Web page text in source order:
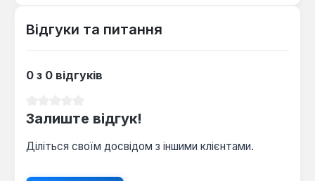
Відгуки та питання
0 з 0 відгуків
Залиште відгук!
Діліться своїм досвідом з іншими клієнтами.